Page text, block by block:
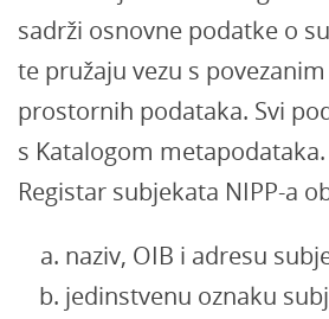
sadrži osnovne podatke o
te pružaju vezu s
prostornih podataka. Svi
s Katalogom
Registar subjekata NIPP-a
naziv, OIB i adresu
jedinstvenu oznaku